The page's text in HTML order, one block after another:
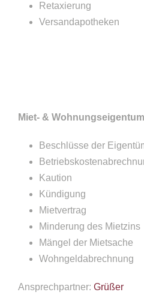
Retaxierung
Versandapotheken
Miet- &
Beschlüsse der
Kaution
Kündigung
Mietvertrag
Minderung des Mietzins
Mängel der Mietsache
Wohngeldabrechnung
Ansprechpartner: Grüßer